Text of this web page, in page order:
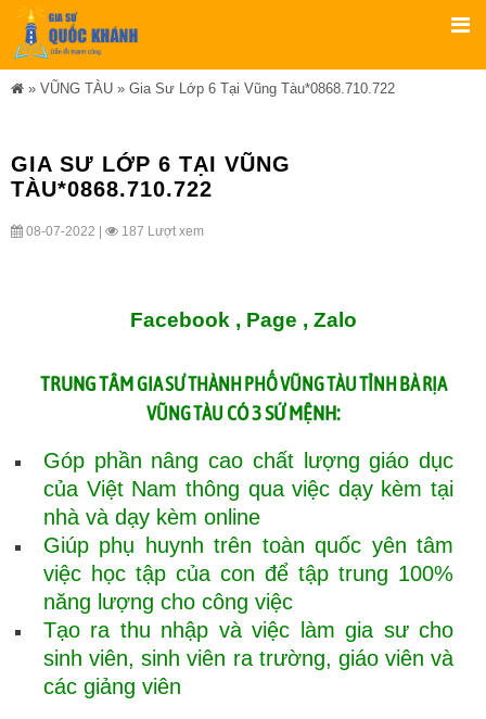
» VŨNG TÀU » Gia Sư Lớp 6 Tại Vũng Tàu*0868.710.722
GIA SƯ LỚP 6 TẠI VŨNG
TÀU*0868.710.722
08-07-2022 | 187 Lượt xem
Facebook , Page , Zalo
TRUNG TÂMGIA SƯ THÀNH PHỐ VŨNG TÀU TỈNH BÀ RỊA
VŨNG TÀU CÓ 3 SỨ MỆNH:
Góp phần nâng cao chất lượng giáo dục
của Việt Nam thông qua việc dạy kèm tại
nhà và dạy kèm online
Giúp phụ huynh trên toàn quốc yên tâm
việc học tập của con để tập trung 100%
năng lượng cho công việc
Tạo ra thu nhập và việc làm gia sư cho
sinh viên, sinh viên ra trường, giáo viên và
các giảng viên